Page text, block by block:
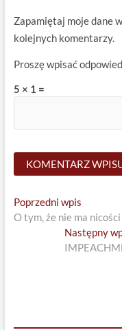
Zapamiętaj moje dane
kolejnych komentarzy.
Proszę wpisać
5 × 1 =
Nawigacja
wpisu
Poprzedni wpisPrevious
post:
O tym, że nie ma nicości
Następny